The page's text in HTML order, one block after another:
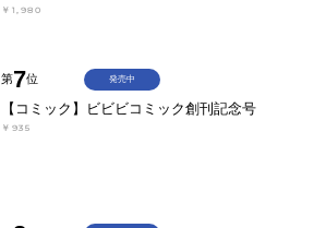
￥1,980
第7位
【コミック】ビビビコミック創刊記念号
￥935
発売中